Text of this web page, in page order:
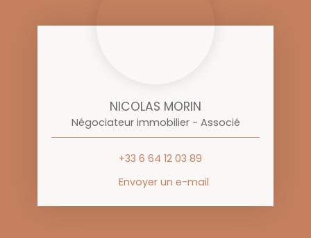
NICOLAS MORIN
Négociateur immobilier - Associé
+33 6 64 12 03 89
Envoyer un e-mail